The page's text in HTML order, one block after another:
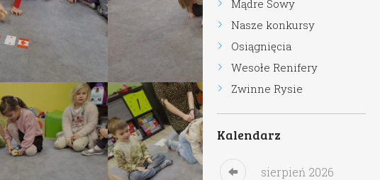
Mądre Sowy
Nasze konkursy
Osiągnięcia
Wesołe Renifery
Zwinne Rysie
Kalendarz
sierpień 2026